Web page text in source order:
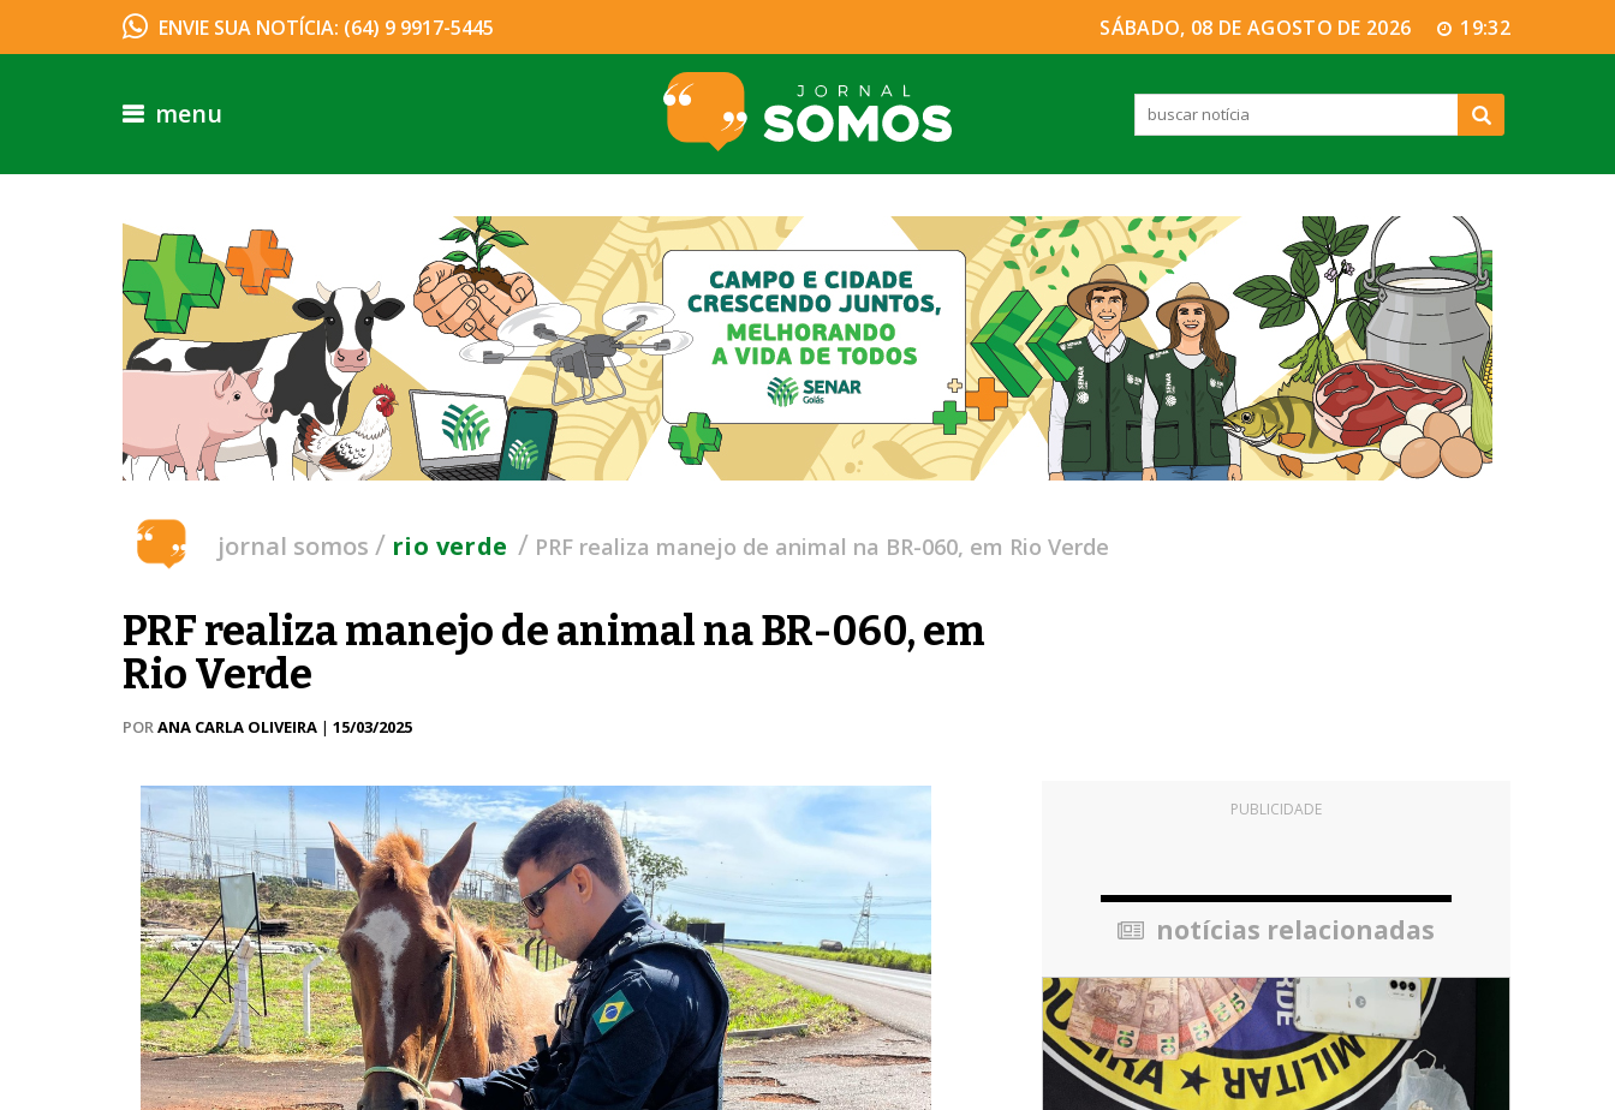
ENVIE SUA NOTÍCIA: (64) 9 9917-5445 SÁBADO, 08 DE AGOSTO DE 2026 19:32
menu
jornal somos / rio verde / PRF realiza manejo de animal na BR-060, em Rio Verde
PRF realiza manejo de animal na BR-060, em
Rio Verde
PORANA CARLA OLIVEIRA | 15/03/2025
PUBLICIDADE
notícias relacionadas